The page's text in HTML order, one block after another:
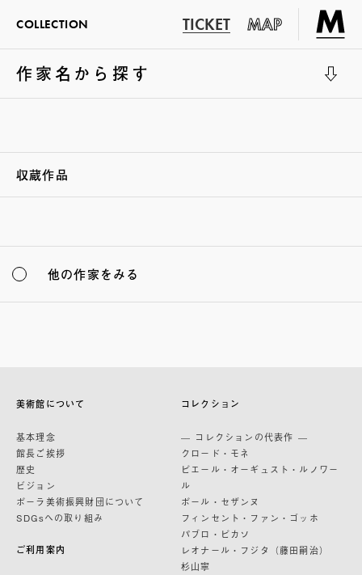
COLLECTION TICKET MAP
作家名から探す
展示室1
収蔵作品
他の作家をみる
美術館について
基本理念
館長ご挨拶
歴史
ビジョン
ポーラ美術振興財団について
SDGsへの取り組み
ご利用案内
コレクション
— コレクションの代表作 —
クロード・モネ
ピエール・オーギュスト・ルノワー
ル
ポール・セザンヌ
フィンセント・ファン・ゴッホ
パブロ・ピカソ
レオナール・フジタ（藤田嗣治）
杉山寧